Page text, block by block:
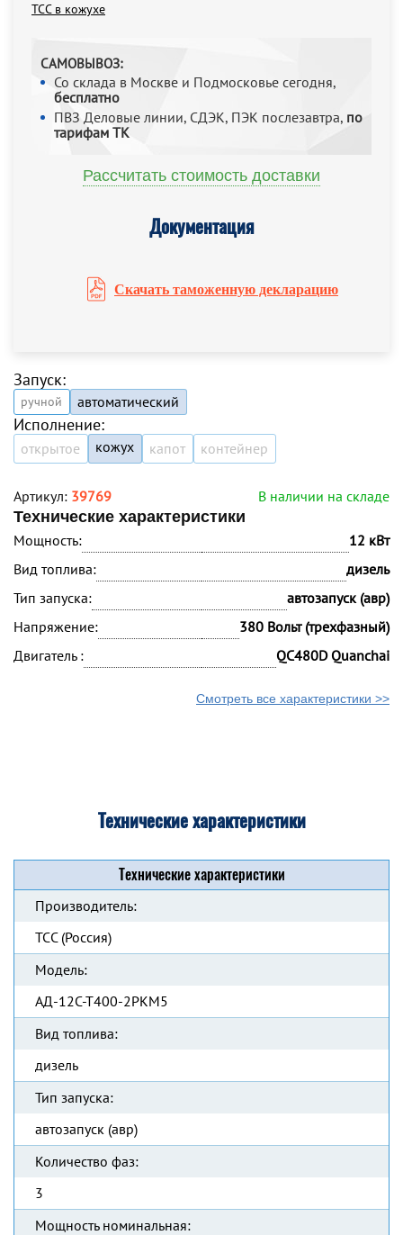
ТСС в кожухе
САМОВЫВОЗ:
Со склада в Москве и Подмосковье сегодня,
бесплатно
ПВЗ Деловые линии, СДЭК, ПЭК послезавтра, по
тарифам ТК
Рассчитать стоимость доставки
Документация
Скачать таможенную декларацию
Запуск:
ручной автоматический
Исполнение:
открытое кожух капот контейнер
Артикул: 39769
В наличии на складе
Технические характеристики
Мощность:
12 кВт
Вид топлива:
дизель
Тип запуска:
автозапуск (авр)
Напряжение:
380 Вольт (трехфазный)
Двигатель :
QC480D Quanchai
Смотреть все характеристики >>
Технические характеристики
Технические характеристики
Производитель:
ТСС (Россия)
Модель:
АД-12С-Т400-2РКМ5
Вид топлива:
дизель
Тип запуска:
автозапуск (авр)
Количество фаз:
3
Мощность номинальная: